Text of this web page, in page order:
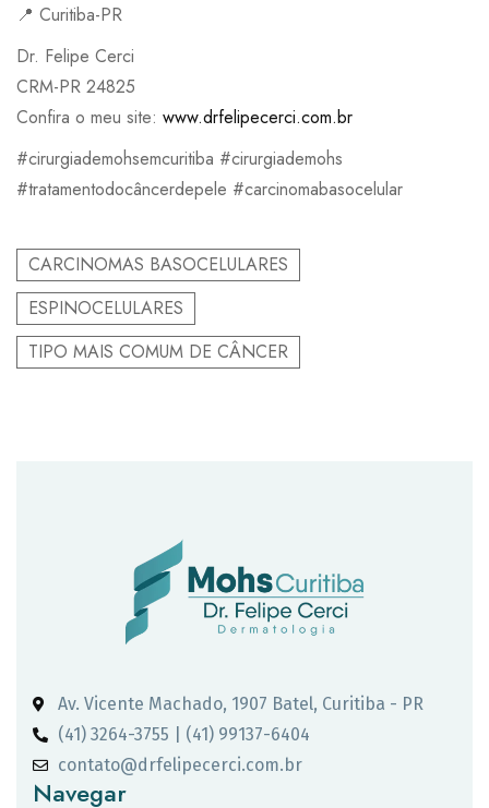
📍 Curitiba-PR
Dr. Felipe Cerci
CRM-PR 24825
Confira o meu site: www.drfelipecerci.com.br
#cirurgiademohsemcuritiba #cirurgiademohs
#tratamentodocâncerdepele #carcinomabasocelular
CARCINOMAS BASOCELULARES
ESPINOCELULARES
TIPO MAIS COMUM DE CÂNCER
Av. Vicente Machado, 1907 Batel, Curitiba - PR
(41) 3264-3755 | (41) 99137-6404
contato@drfelipecerci.com.br
Navegar